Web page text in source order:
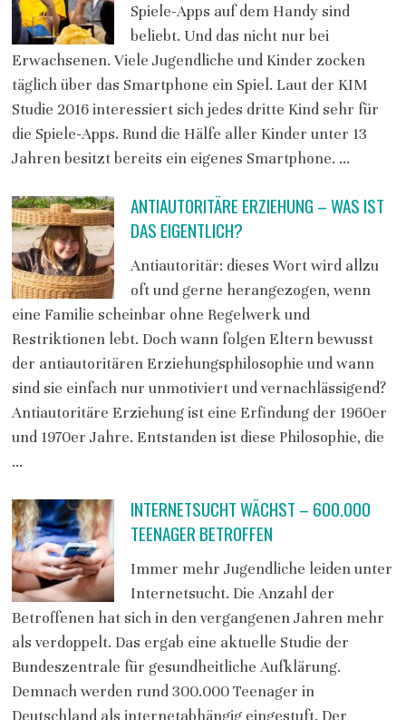
Spiele-Apps auf dem Handy sind
beliebt. Und das nicht nur bei
Erwachsenen. Viele Jugendliche und Kinder zocken
täglich über das Smartphone ein Spiel. Laut der KIM
Studie 2016 interessiert sich jedes dritte Kind sehr für
die Spiele-Apps. Rund die Hälfe aller Kinder unter 13
Jahren besitzt bereits ein eigenes Smartphone. …
ANTIAUTORITÄRE ERZIEHUNG – WAS IST
DAS EIGENTLICH?
Antiautoritär: dieses Wort wird allzu
oft und gerne herangezogen, wenn
eine Familie scheinbar ohne Regelwerk und
Restriktionen lebt. Doch wann folgen Eltern bewusst
der antiautoritären Erziehungsphilosophie und wann
sind sie einfach nur unmotiviert und vernachlässigend?
Antiautoritäre Erziehung ist eine Erfindung der 1960er
und 1970er Jahre. Entstanden ist diese Philosophie, die
…
INTERNETSUCHT WÄCHST – 600.000
TEENAGER BETROFFEN
Immer mehr Jugendliche leiden unter
Internetsucht. Die Anzahl der
Betroffenen hat sich in den vergangenen Jahren mehr
als verdoppelt. Das ergab eine aktuelle Studie der
Bundeszentrale für gesundheitliche Aufklärung.
Demnach werden rund 300.000 Teenager in
Deutschland als internetabhängig eingestuft. Der